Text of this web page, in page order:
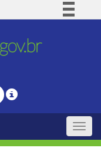
Comunica BR
Legislação
Toggle